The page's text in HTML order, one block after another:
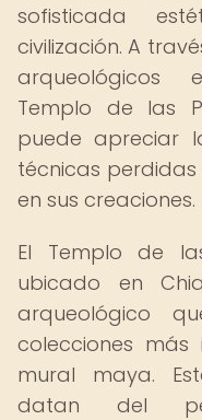
sofisticada
civilización. A
arqueológicos
Templo de las
puede apreciar
técnicas
en sus creaciones.
El Templo de
ubicado en
arqueológico
colecciones más
mural maya.
datan del